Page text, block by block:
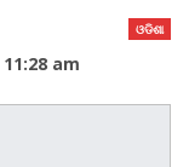
ଓଡିଶା
am